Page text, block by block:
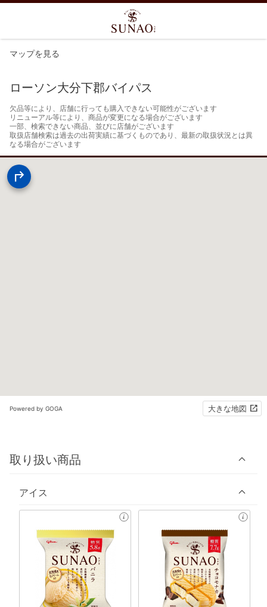
マップを見る
ローソン大分下郡バイパス
欠品等により、店舗に行っても購入できない可能性がございます
リニューアル等により、商品が変更になる場合がございます
一部、検索できない商品、並びに店舗がございます
取扱店舗検索は過去の出荷実績に基づくものであり、最新の取扱状況とは異
なる場合がございます
Powered by GOGA 大きな地図
取り扱い商品
アイス